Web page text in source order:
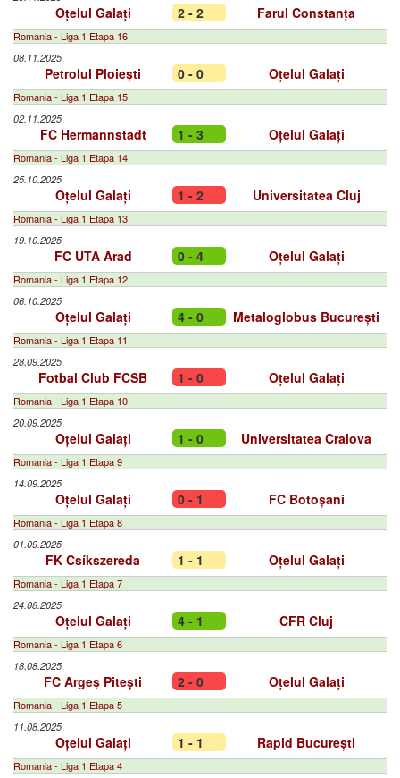
Oțelul Galați 2 - 2 Farul Constanța
Romania - Liga 1 Etapa 16
08.11.2025
Petrolul Ploiești 0 - 0 Oțelul Galați
Romania - Liga 1 Etapa 15
02.11.2025
FC Hermannstadt 1 - 3 Oțelul Galați
Romania - Liga 1 Etapa 14
25.10.2025
Oțelul Galați 1 - 2 Universitatea Cluj
Romania - Liga 1 Etapa 13
19.10.2025
FC UTA Arad 0 - 4 Oțelul Galați
Romania - Liga 1 Etapa 12
06.10.2025
Oțelul Galați 4 - 0 Metaloglobus București
Romania - Liga 1 Etapa 11
28.09.2025
Fotbal Club FCSB 1 - 0 Oțelul Galați
Romania - Liga 1 Etapa 10
20.09.2025
Oțelul Galați 1 - 0 Universitatea Craiova
Romania - Liga 1 Etapa 9
14.09.2025
Oțelul Galați 0 - 1 FC Botoșani
Romania - Liga 1 Etapa 8
01.09.2025
FK Csíkszereda 1 - 1 Oțelul Galați
Romania - Liga 1 Etapa 7
24.08.2025
Oțelul Galați 4 - 1 CFR Cluj
Romania - Liga 1 Etapa 6
18.08.2025
FC Argeș Pitești 2 - 0 Oțelul Galați
Romania - Liga 1 Etapa 5
11.08.2025
Oțelul Galați 1 - 1 Rapid București
Romania - Liga 1 Etapa 4